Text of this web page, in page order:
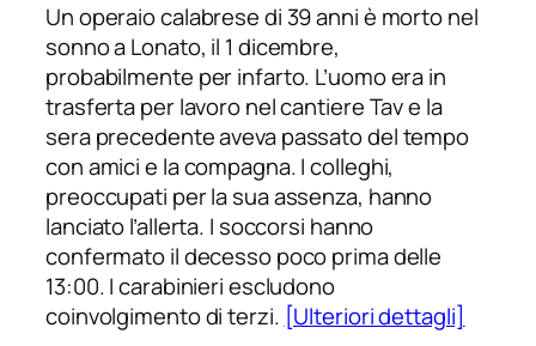
Un operaio calabrese di 39 anni è morto nel
sonno a Lonato, il 1 dicembre,
probabilmente per infarto. L’uomo era in
trasferta per lavoro nel cantiere Tav e la
sera precedente aveva passato del tempo
con amici e la compagna. I colleghi,
preoccupati per la sua assenza, hanno
lanciato l’allerta. I soccorsi hanno
confermato il decesso poco prima delle
13:00. I carabinieri escludono
coinvolgimento di terzi. [Ulteriori dettagli]